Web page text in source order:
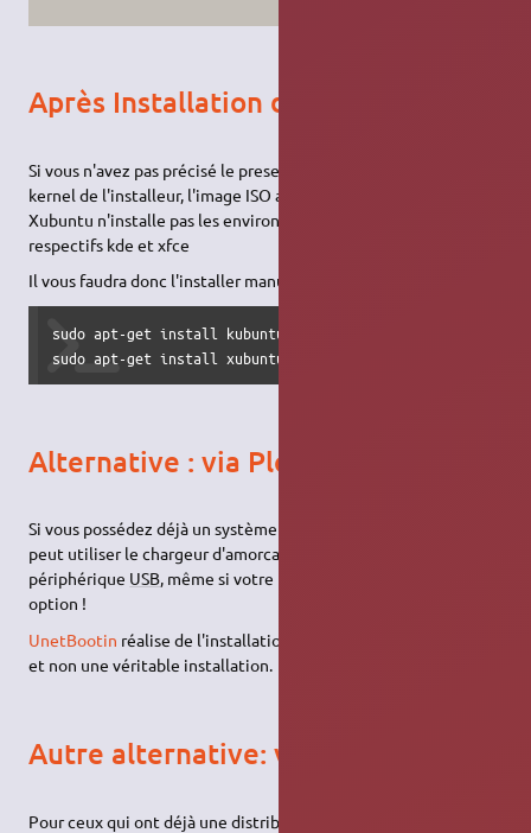
Après Installation de Ubuntu
Si vous n'avez pas précisé le preseed file en paramètre du
kernel de l'installeur, l'image ISO alternate de Kubuntu et
Xubuntu n'installe pas les environnements graphiques
respectifs kde et xfce
Il vous faudra donc l'installer manuellement.
sudo apt-get install kubuntu-desktop
sudo apt-get install xubuntu-desktop
Alternative : via Plop
Si vous possédez déjà un système d'exploitation installé, On
peut utiliser le chargeur d'amorcage
périphérique USB, même si votre Bios ne supporte pas cette
option !
UnetBootin réalise de l'installation bootable sur partition fat32
et non une véritable installation.
Autre alternative: via GRUB2
Pour ceux qui ont déjà une distribution Linux sur leur machine